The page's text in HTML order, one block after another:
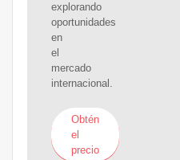
explorando
oportunidades
en
el
mercado
internacional.
Obtén
el
precio